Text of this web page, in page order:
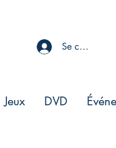
Se connecter
Jeux DVD